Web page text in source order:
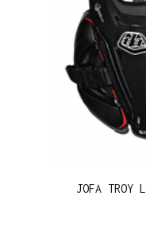
JOFA TROY